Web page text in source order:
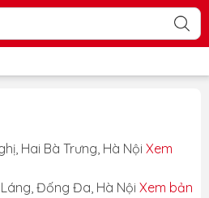
Hai Bà Trưng, Hà Nội Xem
Đống Đa, Hà Nội Xem bản